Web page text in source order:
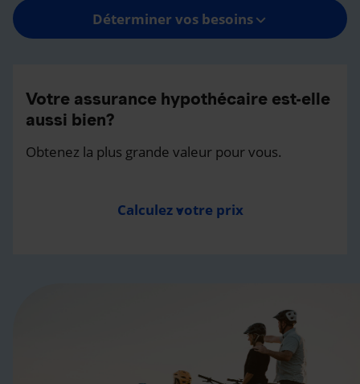
Déterminer vos besoins
Votre assurance hypothécaire est-elle
aussi bien?
Obtenez la plus grande valeur pour vous.
Calculez votre prix